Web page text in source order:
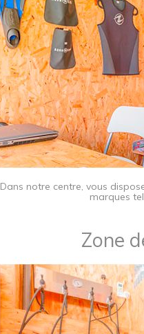
​Dans notre centre, vous
marques
Zone